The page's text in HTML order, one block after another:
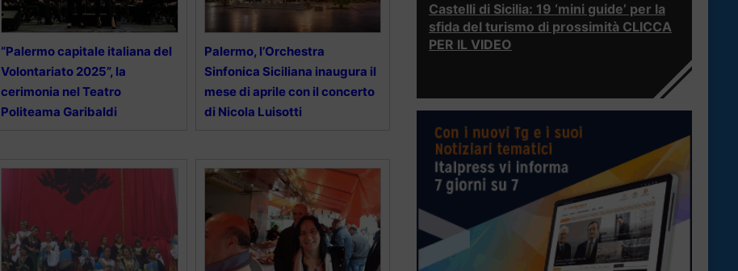
“Palermo capitale italiana del
Volontariato 2025”, la
cerimonia nel Teatro
Politeama Garibaldi
Palermo, l’Orchestra
Sinfonica Siciliana inaugura il
mese di aprile con il concerto
di Nicola Luisotti
Castelli di Sicilia: 19 ‘mini guide’ per la
sfida del turismo di prossimità CLICCA
PER IL VIDEO